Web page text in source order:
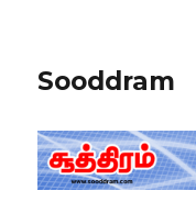
Sooddram